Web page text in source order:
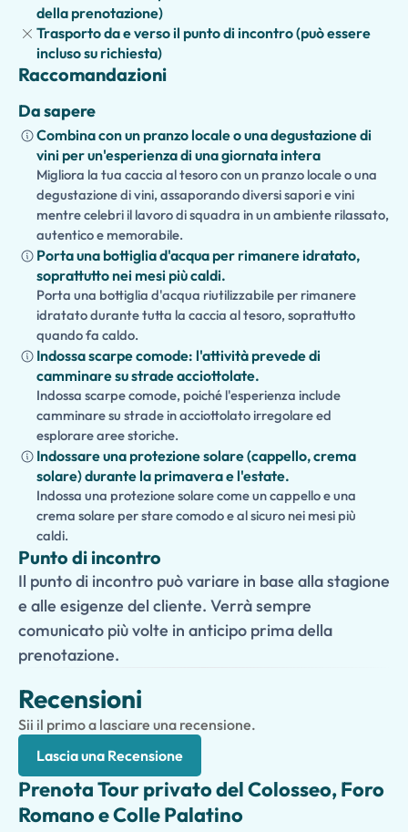
tua esperienza.
Perfetto per gli appassionati di storia, le famiglie, le
coppie e i piccoli gruppi, questo tour privato offre un
itinerario personalizzato, approfondimenti di esperti e
ingresso senza coda (quando i biglietti sono disponibili),
permettendoti di scoprire l'Antica Roma al tuo ritmo.
della prenotazione)
Trasporto da e verso il punto di incontro (può essere
incluso su richiesta)
Raccomandazioni
Da sapere
Combina con un pranzo locale o una degustazione di
vini per un'esperienza di una giornata intera
Migliora la tua caccia al tesoro con un pranzo locale o una
degustazione di vini, assaporando diversi sapori e vini
mentre celebri il lavoro di squadra in un ambiente rilassato,
autentico e memorabile.
Porta una bottiglia d'acqua per rimanere idratato,
soprattutto nei mesi più caldi.
Porta una bottiglia d'acqua riutilizzabile per rimanere
idratato durante tutta la caccia al tesoro, soprattutto
quando fa caldo.
Indossa scarpe comode: l'attività prevede di
camminare su strade acciottolate.
Indossa scarpe comode, poiché l'esperienza include
camminare su strade in acciottolato irregolare ed
esplorare aree storiche.
Indossare una protezione solare (cappello, crema
solare) durante la primavera e l'estate.
Indossa una protezione solare come un cappello e una
crema solare per stare comodo e al sicuro nei mesi più
caldi.
Punto di incontro
Il punto di incontro può variare in base alla stagione
e alle esigenze del cliente. Verrà sempre
comunicato più volte in anticipo prima della
prenotazione.
Recensioni
Sii il primo a lasciare una recensione.
Lascia una Recensione
Prenota Tour privato del Colosseo, Foro
Romano e Colle Palatino